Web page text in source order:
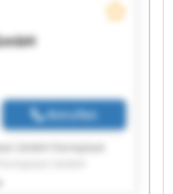
Anrufen
GmbH Formplast